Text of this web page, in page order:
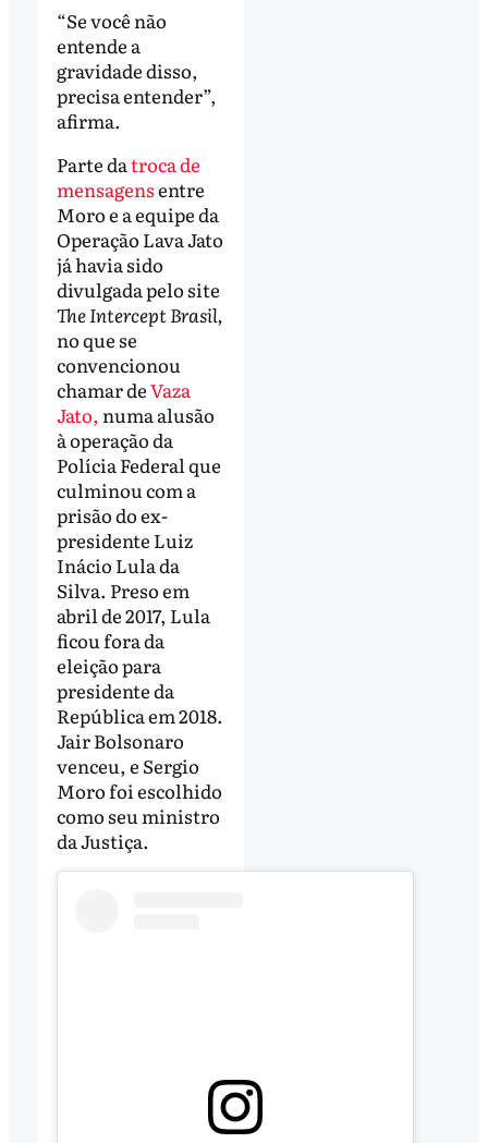
“Se você não
entende a
gravidade disso,
precisa entender”,
afirma.
Parte datroca de
mensagensentre
Moro e a equipe da
Operação Lava Jato
já havia sido
divulgada pelo site
The Intercept Brasil,
no que se
convencionou
chamar deVaza
Jato, numa alusão
à operação da
Polícia Federal que
culminou com a
prisão do ex-
presidente Luiz
Inácio Lula da
Silva. Preso em
abril de 2017, Lula
ficou fora da
eleição para
presidente da
República em 2018.
Jair Bolsonaro
venceu, e Sergio
Moro foi escolhido
como seu ministro
da Justiça.